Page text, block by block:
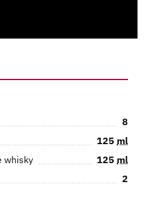
8
125 ml
whisky
125 ml
2